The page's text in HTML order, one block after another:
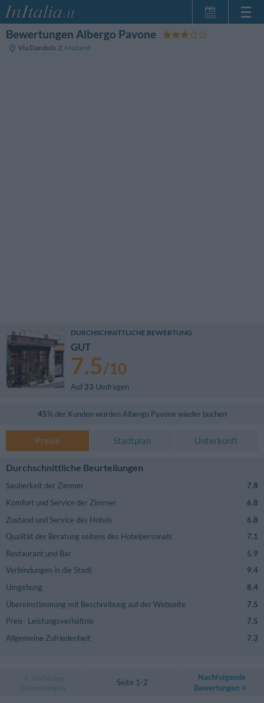
Startseite
Bewertungen Albergo Pavone
Via Dandolo 2, Mailand
DURCHSCHNITTLICHE BEWERTUNG
GUT
7.5/10
Auf 33 Umfragen
45% der Kunden würden Albergo Pavone wieder buchen
Preise Stadtplan Unterkunft
Durchschnittliche Beurteilungen
Sauberkeit der Zimmer
7.8
Komfort und Service der Zimmer
6.8
Zustand und Service des Hotels
6.8
Qualität der Beratung seitens des Hotelpersonals
7.1
Restaurant und Bar
5.9
Verbindungen in die Stadt
9.4
Umgebung
8.4
Übereinstimmung mit Beschreibung auf der Webseite
7.5
Preis- Leistungsverhältnis
7.5
Allgemeine Zufriedenheit
7.3
Seite 1-2
Nachfolgende
Bewertungen